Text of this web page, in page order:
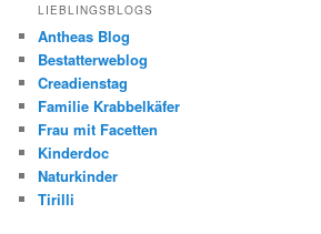
LIEBLINGSBLOGS
Antheas Blog
Bestatterweblog
Creadienstag
Familie Krabbelkäfer
Frau mit Facetten
Kinderdoc
Naturkinder
Tirilli